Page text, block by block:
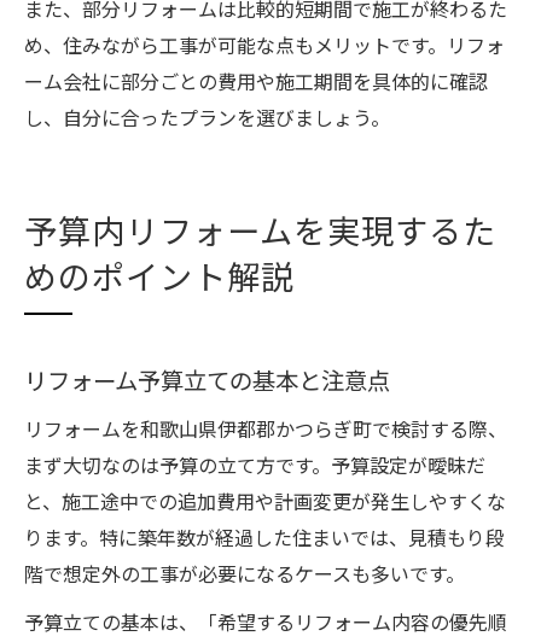
また、部分リフォームは比較的短期間で施工が終わるた
め、住みながら工事が可能な点もメリットです。リフォ
ーム会社に部分ごとの費用や施工期間を具体的に確認
し、自分に合ったプランを選びましょう。
予算内リフォームを実現するた
めのポイント解説
リフォーム予算立ての基本と注意点
リフォームを和歌山県伊都郡かつらぎ町で検討する際、
まず大切なのは予算の立て方です。予算設定が曖昧だ
と、施工途中での追加費用や計画変更が発生しやすくな
ります。特に築年数が経過した住まいでは、見積もり段
階で想定外の工事が必要になるケースも多いです。
予算立ての基本は、「希望するリフォーム内容の優先順